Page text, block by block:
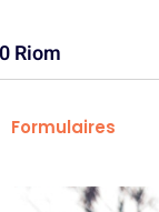
Riom
Formulaires